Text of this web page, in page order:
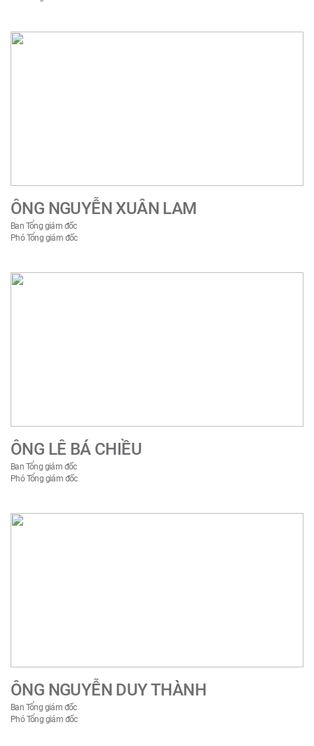
ÔNG NGUYỄN XUÂN LAM
Ban Tổng giám đốc
Phó Tổng giám đốc
ÔNG LÊ BÁ CHIỀU
Ban Tổng giám đốc
Phó Tổng giám đốc
ÔNG NGUYỄN DUY THÀNH
Ban Tổng giám đốc
Phó Tổng giám đốc